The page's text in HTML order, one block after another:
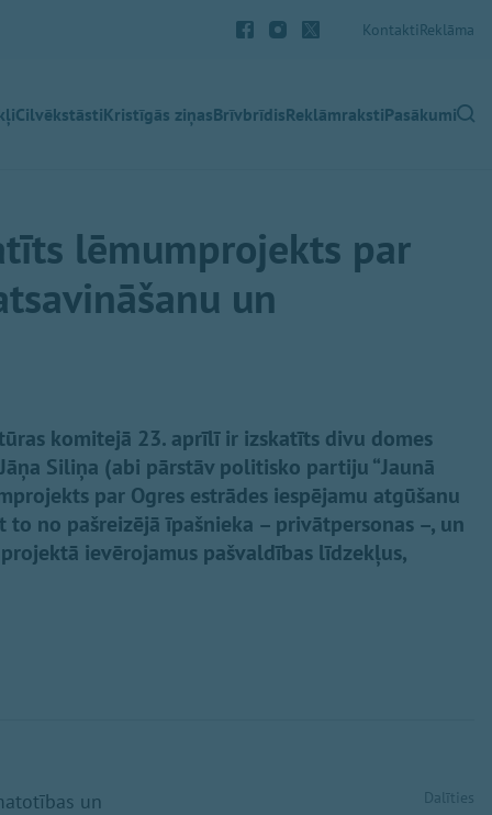
KontaktiReklāma
CilvēkstāstiKristīgās ziņasBrīvbrīdisReklāmrakstiPasākumi
lēmumprojekts par
un
komitejā 23. aprīlī ir izskatīts divu domes
Siliņa (abi pārstāv politisko partiju “Jaunā
par Ogres estrādes iespējamu atgūšanu
to no pašreizējā īpašnieka – privātpersonas –, un
ievērojamus pašvaldības līdzekļus,
un
Dalīties